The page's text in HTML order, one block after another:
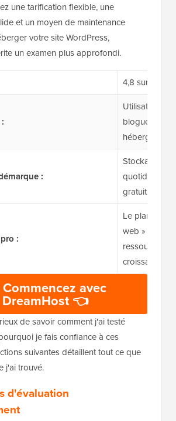
une tarification flexible, une
et un moyen de maintenance
votre site WordPress,
un examen plus approfondi.
4,8 sur 5
Utilisateurs
blogueurs et
:
Stockage
gratuit,
:
Le plan «
web » offre
ressources
croissance.
avec
DreamHost 👈
de savoir comment j'ai testé
je fais confiance à ces
suivantes détaillent tout ce que
j'ai trouvé.
d'évaluation